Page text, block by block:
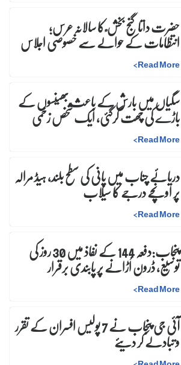
حضرت داتا گنج بخش ؒ کا سالانہ عرس;
انتظامات کے حوالے سے خصوصی اجلاس
Read More
>
سگیاں میں بارش کے باعث بھینسوں کے
باڑے کی چھت گرگئی، ایک شخص زخمی
Read More
>
دریائے چناب میں پانی کی سطح بلند، ہیڈ مرالہ
پر اونچے درجے کا سیلاب
Read More
>
پنجاب:دفعہ 144 کے نفاذ میں 30 روز کیتوسیع، ڈرون اُڑانے پر پابندی برقرار
Read More
>
آئی جی پنجاب نے 7 پولیس افسران کے تقرر و تبادلے کر دیئے